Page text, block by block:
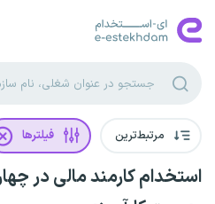
مرتبط‌ترین فیلترها
استخدام کارمند مالی در